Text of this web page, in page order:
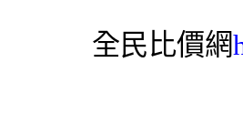
全民比價網